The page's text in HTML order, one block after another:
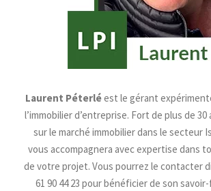
Laurent Péterléest le gérant
l’immobilier d’entreprise. Fort de plus de 30
sur le marché immobilier dans le secteur
vous accompagnera avec expertise dans
de votre projet. Vous pourrez le contacter
61 90 44 23 pour bénéficier de son